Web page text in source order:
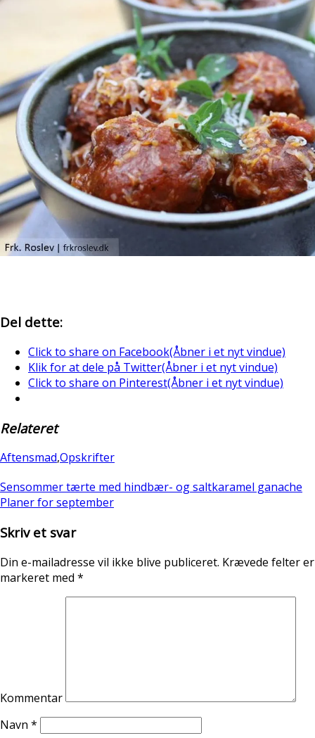
Del dette:
Click to share on Facebook(Åbner i et nyt vindue)
Klik for at dele på Twitter(Åbner i et nyt vindue)
Click to share on Pinterest(Åbner i et nyt vindue)
Relateret
Aftensmad,Opskrifter
Sensommer tærte med hindbær- og saltkaramel ganache
Planer for september
Skriv et svar
Din e-mailadresse vil ikke blive publiceret. Krævede felter er
markeret med *
Kommentar
Navn *